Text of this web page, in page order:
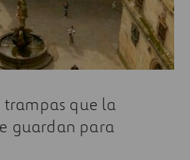
trampas que la
guardan para